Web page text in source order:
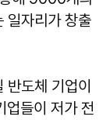
일자리가 창출
도체 기업이
들이 저가 전